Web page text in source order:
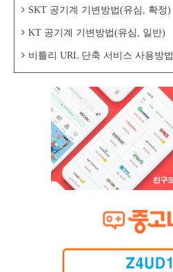
SKT 공기계 기변방법(유심, 확정)
KT 공기계 기변방법(유심, 일반)
비틀리 URL 단축 서비스 사용방법